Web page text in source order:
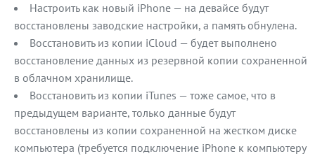
Настроить как новый iPhone — на девайсе будут
восстановлены заводские настройки, а память обнулена.
Восстановить из копии iCloud — будет выполнено
восстановление данных из резервной копии сохраненной
в облачном хранилище.
Восстановить из копии iTunes — тоже самое, что в
предыдущем варианте, только данные будут
восстановлены из копии сохраненной на жестком диске
компьютера (требуется подключение iPhone к компьютеру